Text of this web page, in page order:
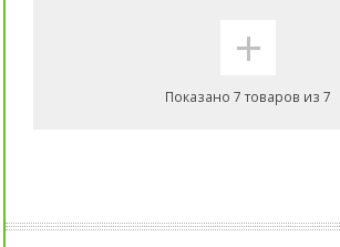
+
Показано 7 товаров из 7